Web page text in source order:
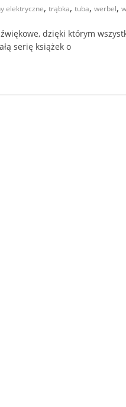
elektryczne, trąbka, tuba, werbel,
dzięki którym
serię książek o